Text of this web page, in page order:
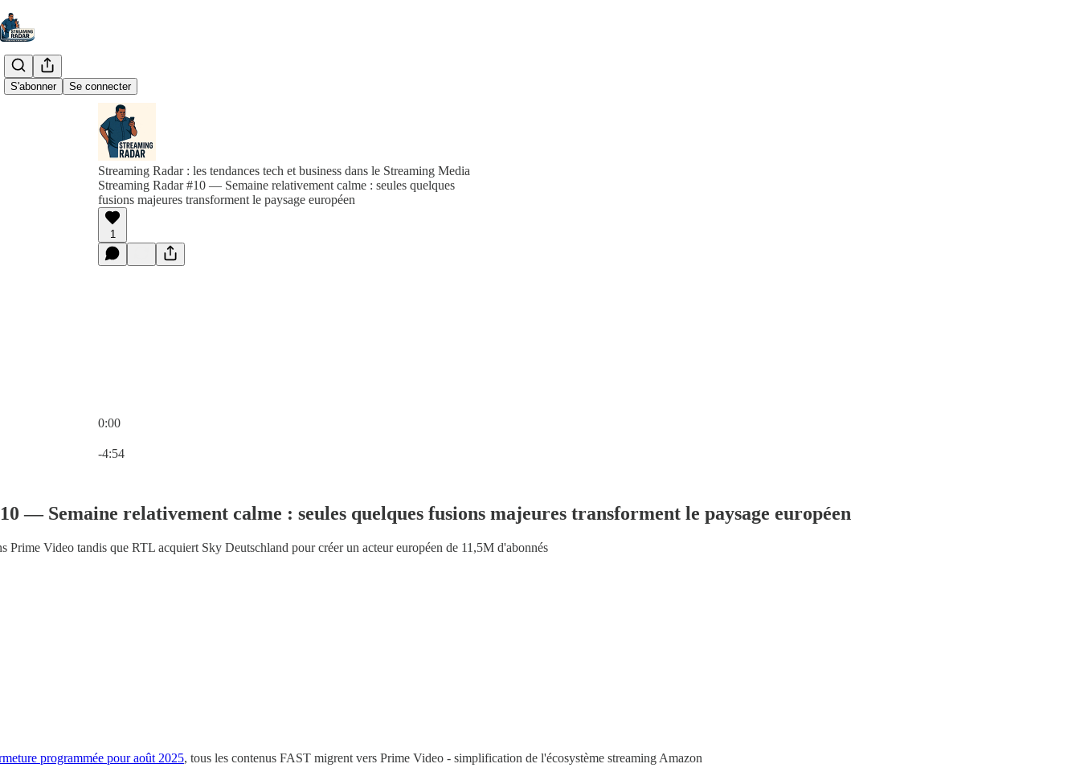
S'abonner Se connecter
Streaming Radar : les tendances tech et business dans le Streaming Media
Streaming Radar #10 — Semaine relativement calme : seules quelques
fusions majeures transforment le paysage européen
1
0:00
-4:54
— Semaine relativement calme : seules quelques fusions majeures transforment le paysage européen
Prime Video tandis que RTL acquiert Sky Deutschland pour créer un acteur européen de 11,5M d'abonnés
programmée pour août 2025, tous les contenus FAST migrent vers Prime Video - simplification de l'écosystème streaming Amazon